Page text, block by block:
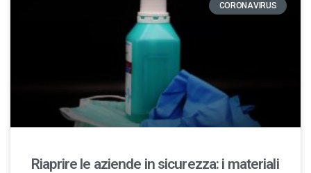
CORONAVIRUS
Riaprire le aziende in sicurezza: i materiali